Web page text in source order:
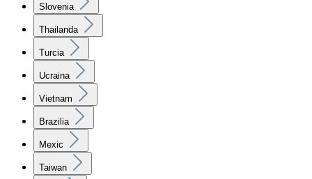
Slovenia
Thailanda
Turcia
Ucraina
Vietnam
Brazilia
Mexic
Taiwan